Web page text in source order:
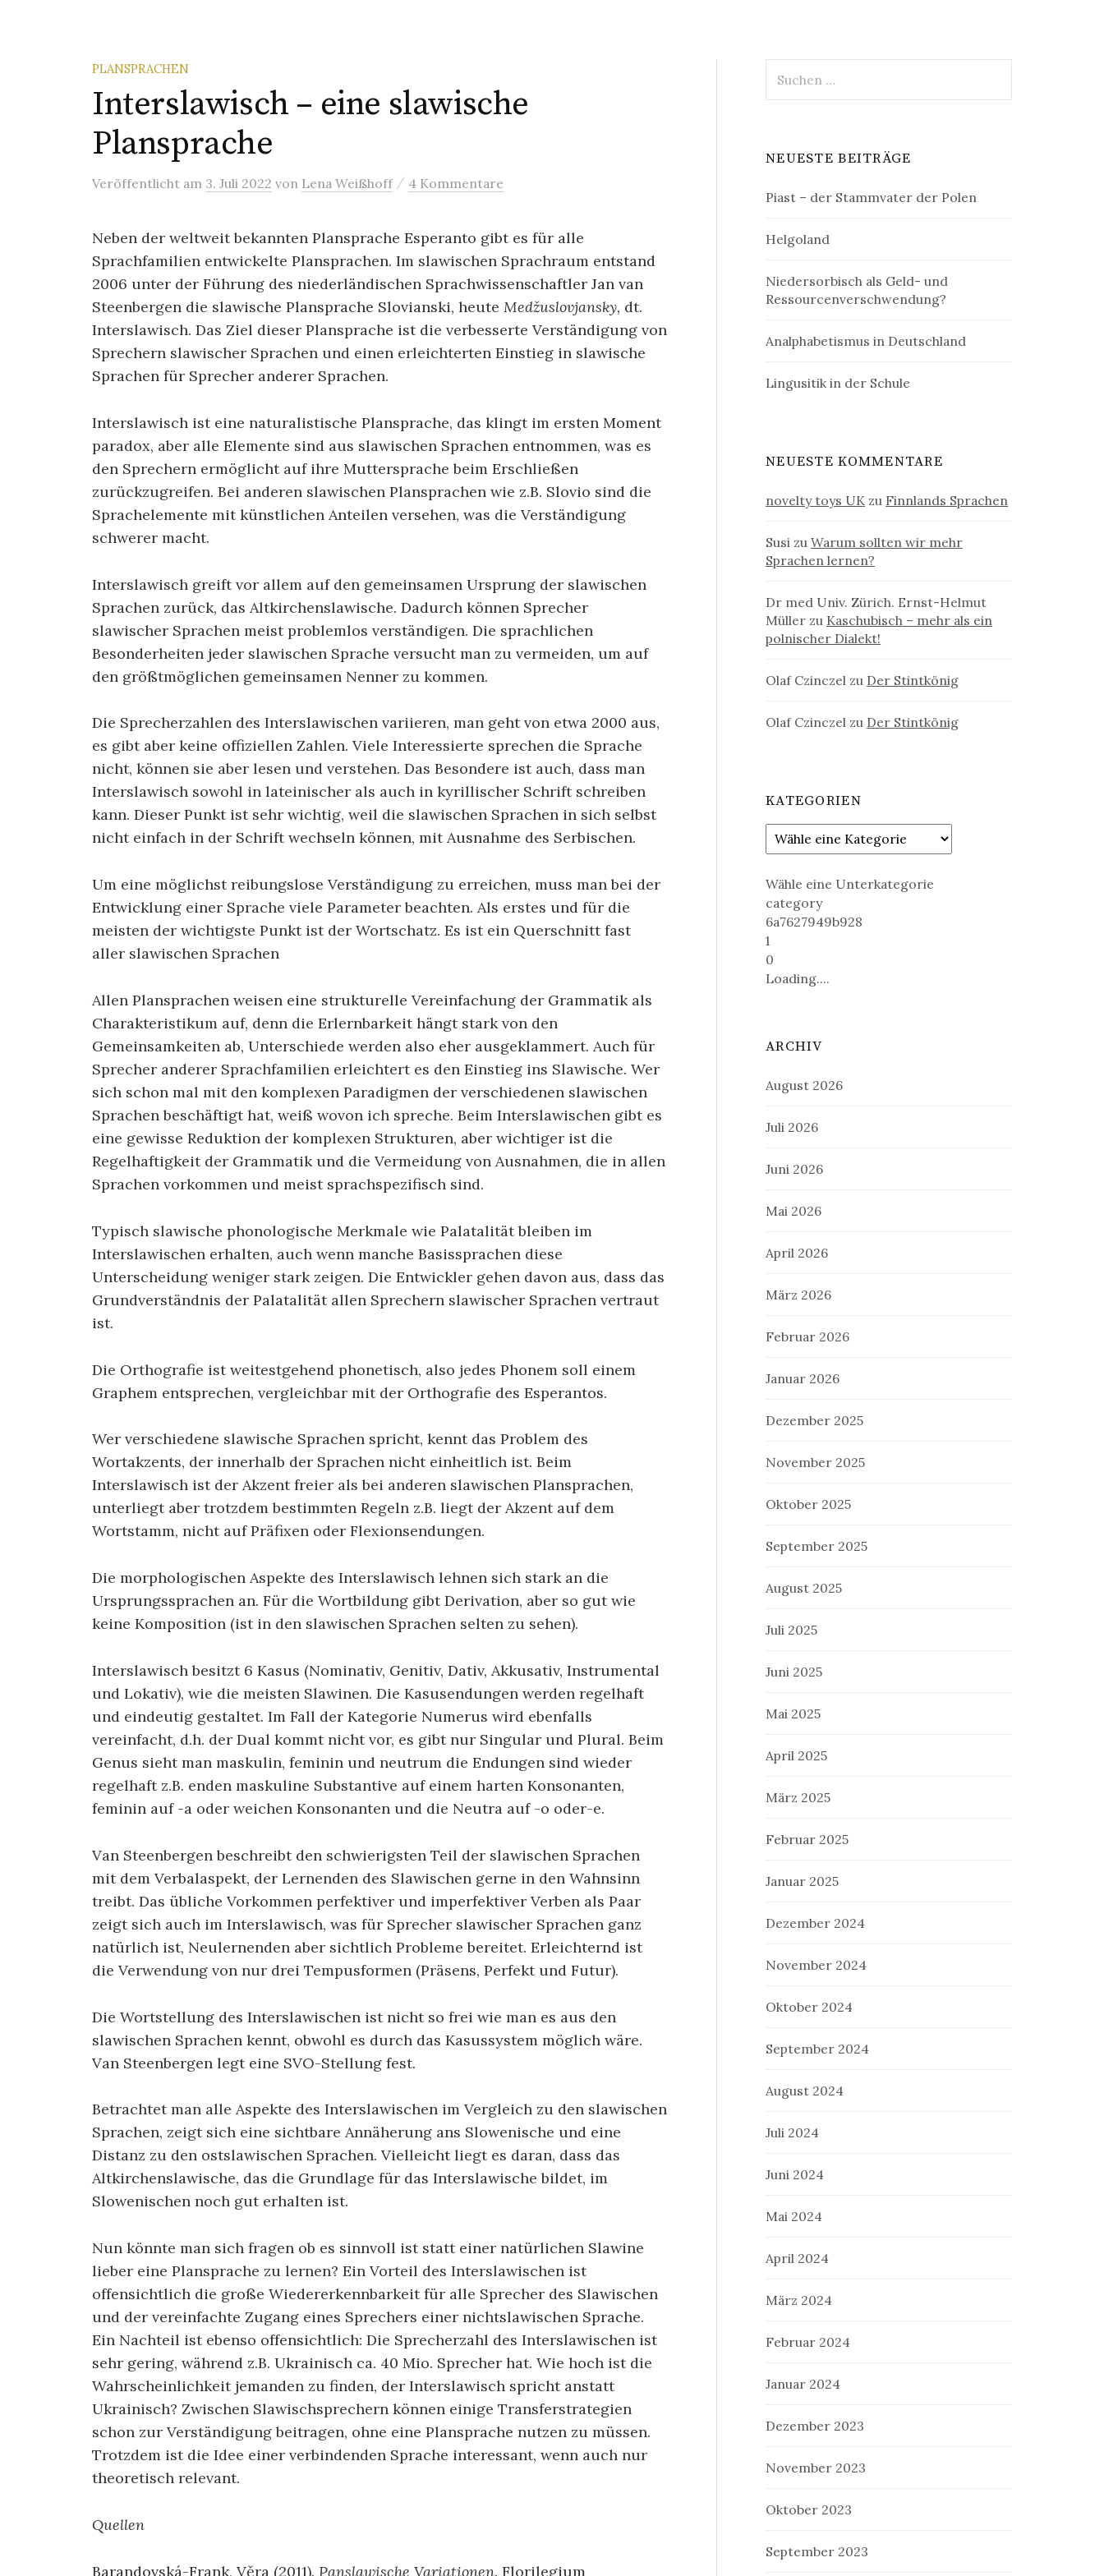
PLANSPRACHEN
Interslawisch – eine slawische
Plansprache
Veröffentlicht am 3. Juli 2022 von Lena Weißhoff / 4 Kommentare
Neben der weltweit bekannten Plansprache Esperanto gibt es für alle
Sprachfamilien entwickelte Plansprachen. Im slawischen Sprachraum entstand
2006 unter der Führung des niederländischen Sprachwissenschaftler Jan van
Steenbergen die slawische Plansprache Slovianski, heute Medžuslovjansky, dt.
Interslawisch. Das Ziel dieser Plansprache ist die verbesserte Verständigung von
Sprechern slawischer Sprachen und einen erleichterten Einstieg in slawische
Sprachen für Sprecher anderer Sprachen.
Interslawisch ist eine naturalistische Plansprache, das klingt im ersten Moment
paradox, aber alle Elemente sind aus slawischen Sprachen entnommen, was es
den Sprechern ermöglicht auf ihre Muttersprache beim Erschließen
zurückzugreifen. Bei anderen slawischen Plansprachen wie z.B. Slovio sind die
Sprachelemente mit künstlichen Anteilen versehen, was die Verständigung
schwerer macht.
Interslawisch greift vor allem auf den gemeinsamen Ursprung der slawischen
Sprachen zurück, das Altkirchenslawische. Dadurch können Sprecher
slawischer Sprachen meist problemlos verständigen. Die sprachlichen
Besonderheiten jeder slawischen Sprache versucht man zu vermeiden, um auf
den größtmöglichen gemeinsamen Nenner zu kommen.
Die Sprecherzahlen des Interslawischen variieren, man geht von etwa 2000 aus,
es gibt aber keine offiziellen Zahlen. Viele Interessierte sprechen die Sprache
nicht, können sie aber lesen und verstehen. Das Besondere ist auch, dass man
Interslawisch sowohl in lateinischer als auch in kyrillischer Schrift schreiben
kann. Dieser Punkt ist sehr wichtig, weil die slawischen Sprachen in sich selbst
nicht einfach in der Schrift wechseln können, mit Ausnahme des Serbischen.
Um eine möglichst reibungslose Verständigung zu erreichen, muss man bei der
Entwicklung einer Sprache viele Parameter beachten. Als erstes und für die
meisten der wichtigste Punkt ist der Wortschatz. Es ist ein Querschnitt fast
aller slawischen Sprachen
Allen Plansprachen weisen eine strukturelle Vereinfachung der Grammatik als
Charakteristikum auf, denn die Erlernbarkeit hängt stark von den
Gemeinsamkeiten ab, Unterschiede werden also eher ausgeklammert. Auch für
Sprecher anderer Sprachfamilien erleichtert es den Einstieg ins Slawische. Wer
sich schon mal mit den komplexen Paradigmen der verschiedenen slawischen
Sprachen beschäftigt hat, weiß wovon ich spreche. Beim Interslawischen gibt es
eine gewisse Reduktion der komplexen Strukturen, aber wichtiger ist die
Regelhaftigkeit der Grammatik und die Vermeidung von Ausnahmen, die in allen
Sprachen vorkommen und meist sprachspezifisch sind.
Typisch slawische phonologische Merkmale wie Palatalität bleiben im
Interslawischen erhalten, auch wenn manche Basissprachen diese
Unterscheidung weniger stark zeigen. Die Entwickler gehen davon aus, dass das
Grundverständnis der Palatalität allen Sprechern slawischer Sprachen vertraut
ist.
Die Orthografie ist weitestgehend phonetisch, also jedes Phonem soll einem
Graphem entsprechen, vergleichbar mit der Orthografie des Esperantos.
Wer verschiedene slawische Sprachen spricht, kennt das Problem des
Wortakzents, der innerhalb der Sprachen nicht einheitlich ist. Beim
Interslawisch ist der Akzent freier als bei anderen slawischen Plansprachen,
unterliegt aber trotzdem bestimmten Regeln z.B. liegt der Akzent auf dem
Wortstamm, nicht auf Präfixen oder Flexionsendungen.
Die morphologischen Aspekte des Interslawisch lehnen sich stark an die
Ursprungssprachen an. Für die Wortbildung gibt Derivation, aber so gut wie
keine Komposition (ist in den slawischen Sprachen selten zu sehen).
Interslawisch besitzt 6 Kasus (Nominativ, Genitiv, Dativ, Akkusativ, Instrumental
und Lokativ), wie die meisten Slawinen. Die Kasusendungen werden regelhaft
und eindeutig gestaltet. Im Fall der Kategorie Numerus wird ebenfalls
vereinfacht, d.h. der Dual kommt nicht vor, es gibt nur Singular und Plural. Beim
Genus sieht man maskulin, feminin und neutrum die Endungen sind wieder
regelhaft z.B. enden maskuline Substantive auf einem harten Konsonanten,
feminin auf -a oder weichen Konsonanten und die Neutra auf -o oder-e.
Van Steenbergen beschreibt den schwierigsten Teil der slawischen Sprachen
mit dem Verbalaspekt, der Lernenden des Slawischen gerne in den Wahnsinn
treibt. Das übliche Vorkommen perfektiver und imperfektiver Verben als Paar
zeigt sich auch im Interslawisch, was für Sprecher slawischer Sprachen ganz
natürlich ist, Neulernenden aber sichtlich Probleme bereitet. Erleichternd ist
die Verwendung von nur drei Tempusformen (Präsens, Perfekt und Futur).
Die Wortstellung des Interslawischen ist nicht so frei wie man es aus den
slawischen Sprachen kennt, obwohl es durch das Kasussystem möglich wäre.
Van Steenbergen legt eine SVO-Stellung fest.
Betrachtet man alle Aspekte des Interslawischen im Vergleich zu den slawischen
Sprachen, zeigt sich eine sichtbare Annäherung ans Slowenische und eine
Distanz zu den ostslawischen Sprachen. Vielleicht liegt es daran, dass das
Altkirchenslawische, das die Grundlage für das Interslawische bildet, im
Slowenischen noch gut erhalten ist.
Nun könnte man sich fragen ob es sinnvoll ist statt einer natürlichen Slawine
lieber eine Plansprache zu lernen? Ein Vorteil des Interslawischen ist
offensichtlich die große Wiedererkennbarkeit für alle Sprecher des Slawischen
und der vereinfachte Zugang eines Sprechers einer nichtslawischen Sprache.
Ein Nachteil ist ebenso offensichtlich: Die Sprecherzahl des Interslawischen ist
sehr gering, während z.B. Ukrainisch ca. 40 Mio. Sprecher hat. Wie hoch ist die
Wahrscheinlichkeit jemanden zu finden, der Interslawisch spricht anstatt
Ukrainisch? Zwischen Slawischsprechern können einige Transferstrategien
schon zur Verständigung beitragen, ohne eine Plansprache nutzen zu müssen.
Trotzdem ist die Idee einer verbindenden Sprache interessant, wenn auch nur
theoretisch relevant.
Quellen
Barandovská-Frank, Věra (2011). Panslawische Variationen. Florilegium
nach:
NEUESTE BEITRÄGE
Piast – der Stammvater der Polen
Helgoland
Niedersorbisch als Geld- und
Ressourcenverschwendung?
Analphabetismus in Deutschland
Lingusitik in der Schule
NEUESTE KOMMENTARE
novelty toys UK zu Finnlands Sprachen
Susi zuWarum sollten wir mehr
Sprachen lernen?
Dr med Univ. Zürich. Ernst-Helmut
Müller zu Kaschubisch – mehr als ein
polnischer Dialekt!
Olaf Czinczel zu Der Stintkönig
Olaf Czinczel zu Der Stintkönig
KATEGORIEN
Wähle eine Unterkategorie
category
6a7627949b928
1
0
Loading....
ARCHIV
August 2026
Juli 2026
Juni 2026
Mai 2026
April 2026
März 2026
Februar 2026
Januar 2026
Dezember 2025
November 2025
Oktober 2025
September 2025
August 2025
Juli 2025
Juni 2025
Mai 2025
April 2025
März 2025
Februar 2025
Januar 2025
Dezember 2024
November 2024
Oktober 2024
September 2024
August 2024
Juli 2024
Juni 2024
Mai 2024
April 2024
März 2024
Februar 2024
Januar 2024
Dezember 2023
November 2023
Oktober 2023
September 2023